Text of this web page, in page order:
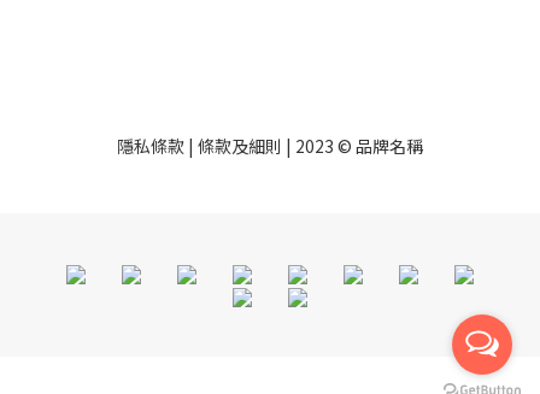
立即購買
隱私條款 | 條款及細則 | 2023 © 品牌名稱